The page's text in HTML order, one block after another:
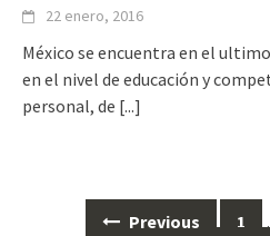
22 enero, 2016
México se encuentra en el
en el nivel de educación y
personal, de [...]
Previous 1